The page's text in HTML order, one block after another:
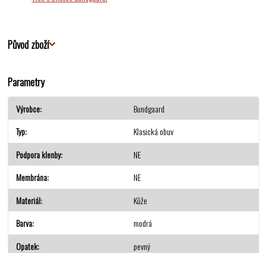
Původ zboží
Parametry
Výrobce
Bundgaard
Typ
Klasická obuv
Podpora klenby
NE
Membrána
NE
Materiál
Kůže
Barva
modrá
Opatek
pevný